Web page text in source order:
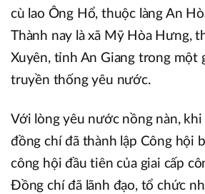
cù lao Ông Hổ, thuộc làng An
Thành nay là xã Mỹ Hòa Hưng,
Xuyên, tỉnh An Giang trong một
truyền thống yêu nước.
Với lòng yêu nước nồng nàn, khi
đồng chí đã thành lập Công hội
công hội đầu tiên của giai cấp
Đồng chí đã lãnh đạo, tổ chức